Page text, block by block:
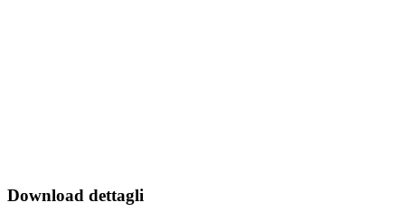
Download dettagli